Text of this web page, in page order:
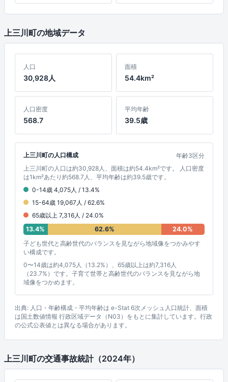
上三川町の地域データ
人口
30,928人
面積
54.4km²
人口密度
568.7
平均年齢
39.5歳
上三川町の人口構成
年齢3区分
上三川町の人口は約30,928人、面積は約54.4km²です。 人口密度
は1km²あたり約568.7人、平均年齢は約39.5歳です。
0-14歳 4,075人 / 13.4%
15-64歳 19,067人 / 62.6%
65歳以上 7,316人 / 24.0%
13.4%
62.6%
24.0%
子ども世代と高齢世代のバランスを見ながら地域像をつかみやす
い構成です。
0〜14歳は約4,075人（13.2%）、65歳以上は約7,316人
（23.7%）です。子育て世帯と高齢世代のバランスを見ながら地
域像をつかめます。
出典: 人口・年齢構成・平均年齢は e-Stat 6次メッシュ人口統計、面積
は国土数値情報 行政区域データ（N03）をもとに集計しています。行政
の公式公表値とは異なる場合があります。
上三川町の交通事故統計（2024年）